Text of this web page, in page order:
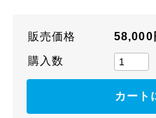
【商品について】
当店で扱う商品はほとんどが古い
サビ、へこみ等がございます。
販売価格 58,000
購入数